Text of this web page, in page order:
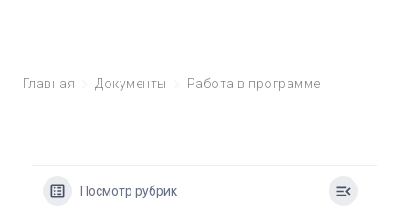
Главная Документы Работа в программе
Посмотр рубрик